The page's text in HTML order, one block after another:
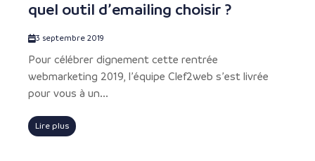
quel outil d’emailing choisir ?
3 septembre 2019
Pour célébrer dignement cette rentrée
webmarketing 2019, l’équipe Clef2web s’est livrée
pour vous à un...
Lire plus